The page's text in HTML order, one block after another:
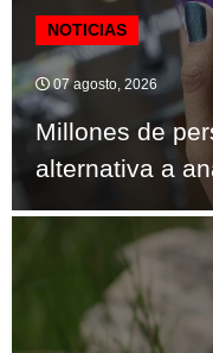
NOTICIAS
07 agosto, 2026
Millones de
alternativa a